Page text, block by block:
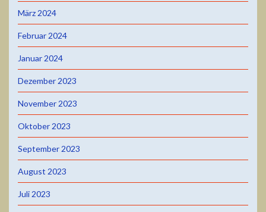
März 2024
Februar 2024
Januar 2024
Dezember 2023
November 2023
Oktober 2023
September 2023
August 2023
Juli 2023